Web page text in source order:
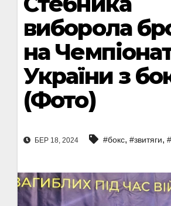
виборола
на
України з
(Фото)
БЕР 18, 2024 #бокс, #звитяги,